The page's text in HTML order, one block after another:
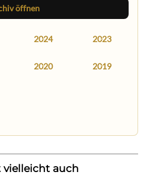
öffnen
2024 2023
2020 2019
vielleicht auch